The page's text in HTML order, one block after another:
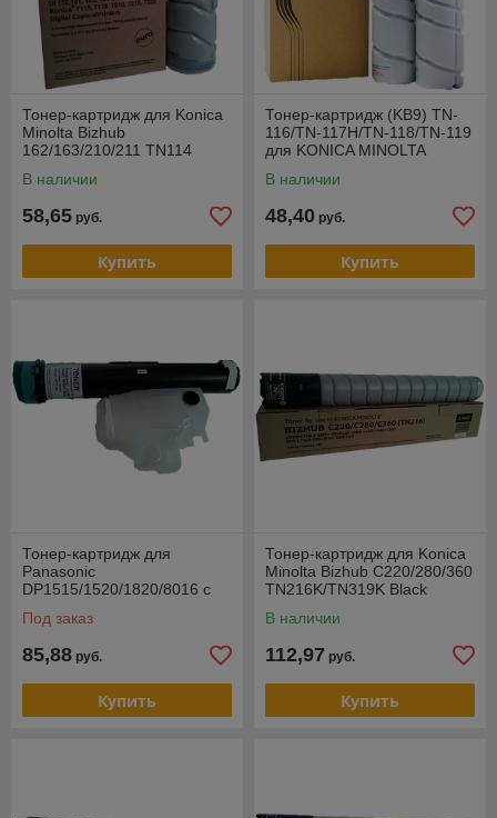
Тонер-картридж для Konica
Minolta Bizhub
162/163/210/211 TN114
В наличии
58,65 руб.
Купить
Тонер-картридж (KB9) TN-
116/TN-117H/TN-118/TN-119
для KONICA MINOLTA
(CET), 280г
В наличии
48,40 руб.
Купить
Тонер-картридж для
Panasonic
DP1515/1520/1820/8016 с
Под заказ
85,88 руб.
Купить
Тонер-картридж для Konica
Minolta Bizhub C220/280/360
TN216K/TN319K Black
В наличии
112,97 руб.
Купить